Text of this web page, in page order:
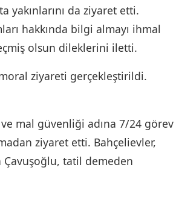
yakınlarını da ziyaret etti.
hakkında bilgi almayı ihmal
olsun dileklerini iletti.
ziyareti gerçekleştirildi.
mal güvenliği adına 7/24 görev
ziyaret etti. Bahçelievler,
Çavuşoğlu, tatil demeden